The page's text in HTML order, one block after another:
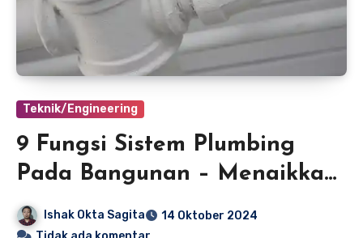
Teknik/Engineering
9 Fungsi Sistem Plumbing
Pada Bangunan – Menaikkan
Value Bangunan
Ishak Okta Sagita
14 Oktober 2024